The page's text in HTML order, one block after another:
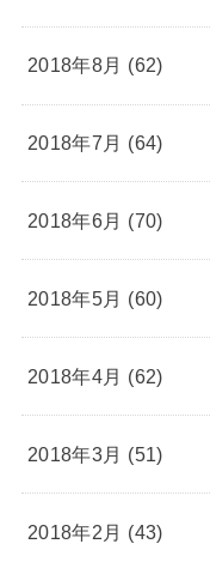
2018年8月 (62)
2018年7月 (64)
2018年6月 (70)
2018年5月 (60)
2018年4月 (62)
2018年3月 (51)
2018年2月 (43)